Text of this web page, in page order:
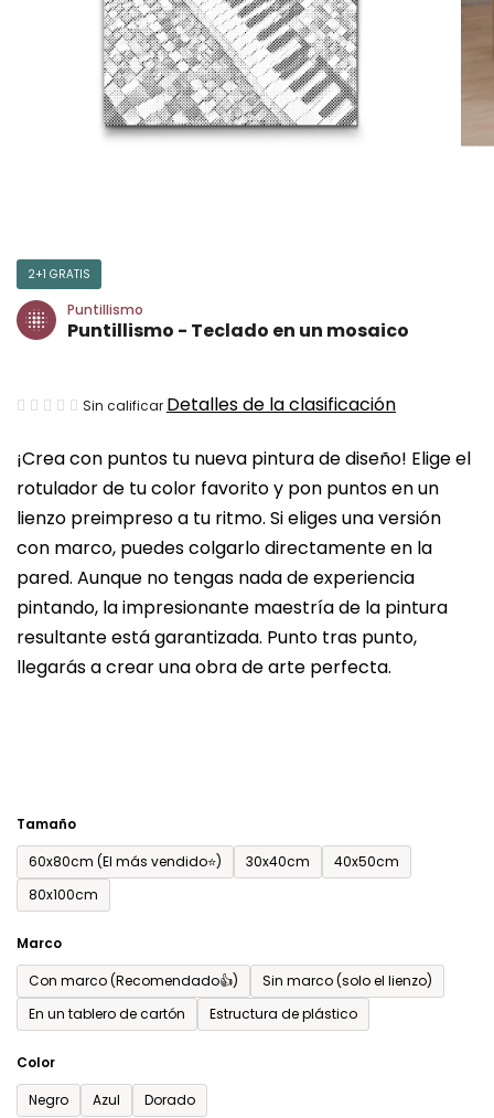
¡Crea con puntos tu nueva pintura de diseño! Elige el
rotulador de tu color favorito y pon puntos en un
lienzo preimpreso a tu ritmo. Si eliges una versión
con marco, puedes colgarlo directamente en la
pared. Aunque no tengas nada de experiencia
pintando, la impresionante maestría de la pintura
resultante está garantizada. Punto tras punto,
llegarás a crear una obra de arte perfecta.
Tamaño
60x80cm (El más vendido⭐)
30x40cm
40x50cm
80x100cm
Marco
Con marco (Recomendado👍)
Sin marco (solo el lienzo)
En un tablero de cartón
Estructura de plástico
Color
Negro
Azul Dorado
2+1 GRATIS
Puntillismo
Puntillismo - Teclado en un mosaico
La
media
del
producto
es
de
0,0
sobre
5
Sin calificar Detalles de la clasificación